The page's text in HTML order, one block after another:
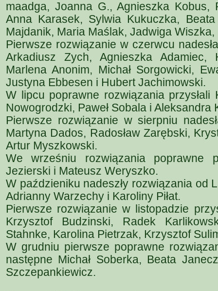
maadga, Joanna G., Agnieszka Kobus,
Anna Karasek, Sylwia Kukuczka,
Majdanik, Maria Maślak, Jadwiga
Pierwsze rozwiązanie w czerwcu
Arkadiusz Zych, Agnieszka
Marlena Anonim, Michał Sorgowicki,
Justyna Ebbesen i Hubert Jachimowski.
W lipcu poprawne rozwiązania
Nowogrodzki, Paweł Sobala i Aleksandra
Pierwsze rozwiązanie w sierpniu
Martyna Dados, Radosław Zarębski,
Artur Myszkowski.
We wrześniu rozwiązania poprawne
Jezierski i Mateusz Weryszko.
W paździeniku nadeszły rozwiązania od
Adrianny Warzechy i Karoliny Piłat.
Pierwsze rozwiązanie w listopadzie
Krzysztof Budzinski, Radek
Stahnke, Karolina Pietrzak, Krzysztof
W grudniu pierwsze poprawne
następne Michał Soberka, Beata
Szczepankiewicz.